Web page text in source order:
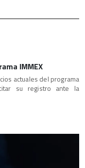
IMMEX
actuales del programa
su registro ante la